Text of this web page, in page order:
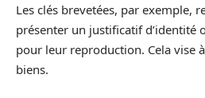
Les clés brevetées, par exemple,
présenter un justificatif d’identité
pour leur reproduction. Cela vise
biens.